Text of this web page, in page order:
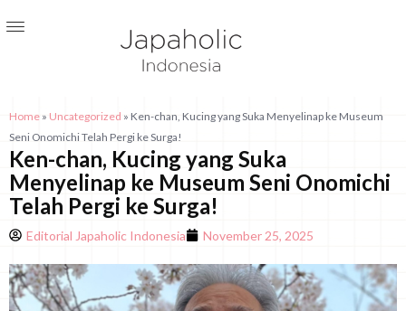
Home » Uncategorized » Ken-chan, Kucing yang Suka Menyelinap ke Museum
Seni Onomichi Telah Pergi ke Surga!
Ken-chan, Kucing yang Suka
Menyelinap ke Museum Seni Onomichi
Telah Pergi ke Surga!
Editorial Japaholic Indonesia November 25, 2025